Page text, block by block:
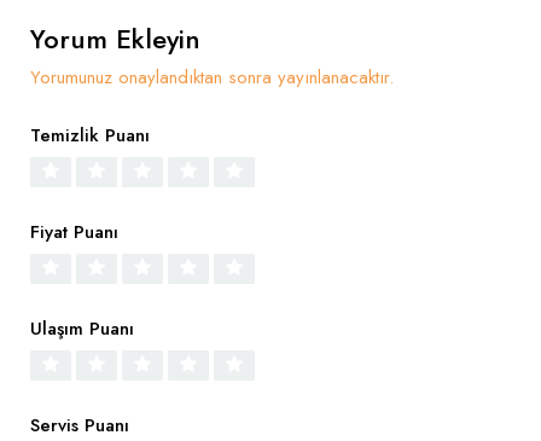
Yorum Ekleyin
Yorumunuz onaylandıktan sonra yayınlanacaktır.
Temizlik Puanı
Fiyat Puanı
Ulaşım Puanı
Servis Puanı